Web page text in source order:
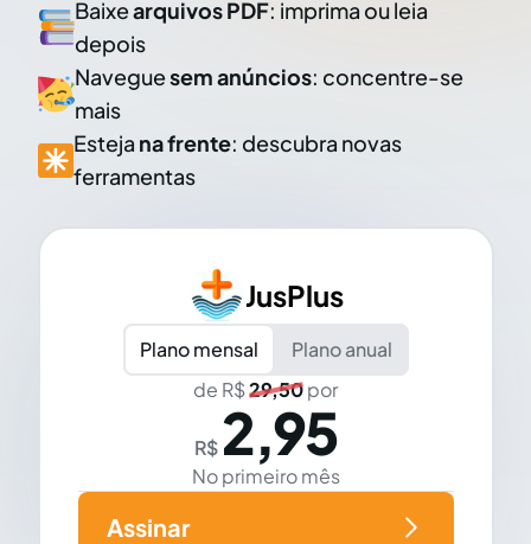
Baixearquivos PDF: imprima ou leia
depois
Naveguesem anúncios: concentre-se
mais
Esteja na frente: descubra novas
ferramentas
JusPlus
Plano mensal
Plano anual
de R$29,50por
R$ 2,95
No primeiro mês
Assinar